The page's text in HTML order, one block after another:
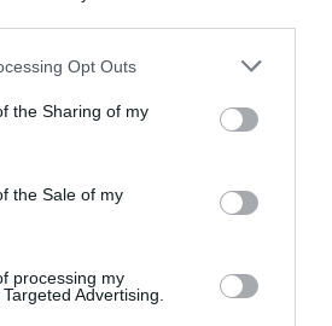
Opt Outs
the Sharing of my
the Sale of my
processing my
Advertising.
del Atlántico al Pacífico,
porque China tiene una
desde hace
el segundo del
Tiene
las reglas del juego en
primer inversor en muchos